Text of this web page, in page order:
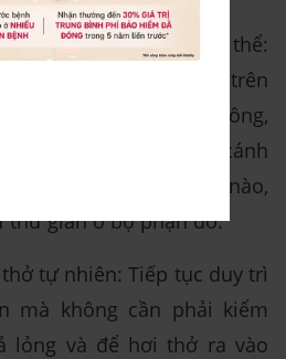
vào từng bộ phận cơ thể:
chú ý đến từng bộ phận trên
chân, bắp chân, đùi, hông,
cơ mặt, nơi hai đầu cánh
trung vào bộ phận nào,
thư giãn ở bộ phận đó.
tự nhiên: Tiếp tục duy trì
mà không cần phải kiểm
lỏng và để hơi thở ra vào